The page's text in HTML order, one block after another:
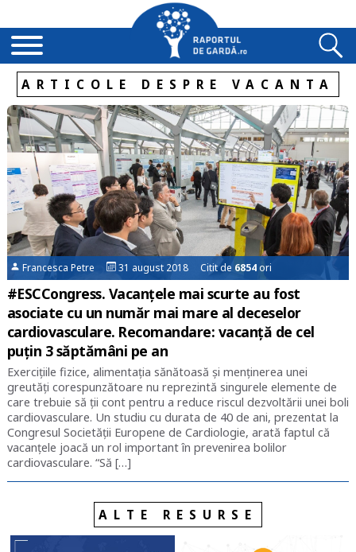
ARTICOLE DESPRE VACANTA
Francesca Petre 31 august 2018 Citit de 6854ori
#ESCCongress. Vacanțele mai scurte au fost
asociate cu un număr mai mare al deceselor
cardiovasculare. Recomandare: vacanță de cel
puțin 3 săptămâni pe an
Exercițiile fizice, alimentația sănătoasă și menținerea unei
greutăți corespunzătoare nu reprezintă singurele elemente de
care trebuie să ții cont pentru a reduce riscul dezvoltării unei boli
cardiovasculare. Un studiu cu durata de 40 de ani, prezentat la
Congresul Societății Europene de Cardiologie, arată faptul că
vacanțele joacă un rol important în prevenirea bolilor
cardiovasculare. “Să […]
ALTE RESURSE